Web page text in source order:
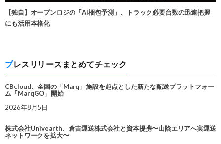
【独自】オープンロジの「AI梱包予測」、トラック必要台数の迅速把握
にも活用本格化
プレスリリースまとめてチェック
CBcloud、全国の「Marq」施設を起点とした新たな配送プラットフォー
ム「MarqGO」開始
2026年8月5日
株式会社Univearth、倉吉運送株式会社と資本提携〜山陰エリアへ実運送
ネットワークを拡大〜